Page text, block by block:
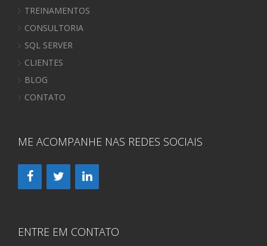
TREINAMENTOS
CONSULTORIA
SQL SERVER
CLIENTES
BLOG
CONTATO
ME ACOMPANHE NAS REDES SOCIAIS
ENTRE EM CONTATO